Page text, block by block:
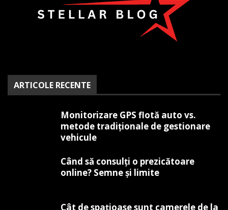
ARTICOLE RECENTE
Monitorizare GPS flotă auto vs.
metode tradiționale de gestionare
vehicule
Când să consulți o prezicătoare
online? Semne și limite
Cât de spațioase sunt camerele de la